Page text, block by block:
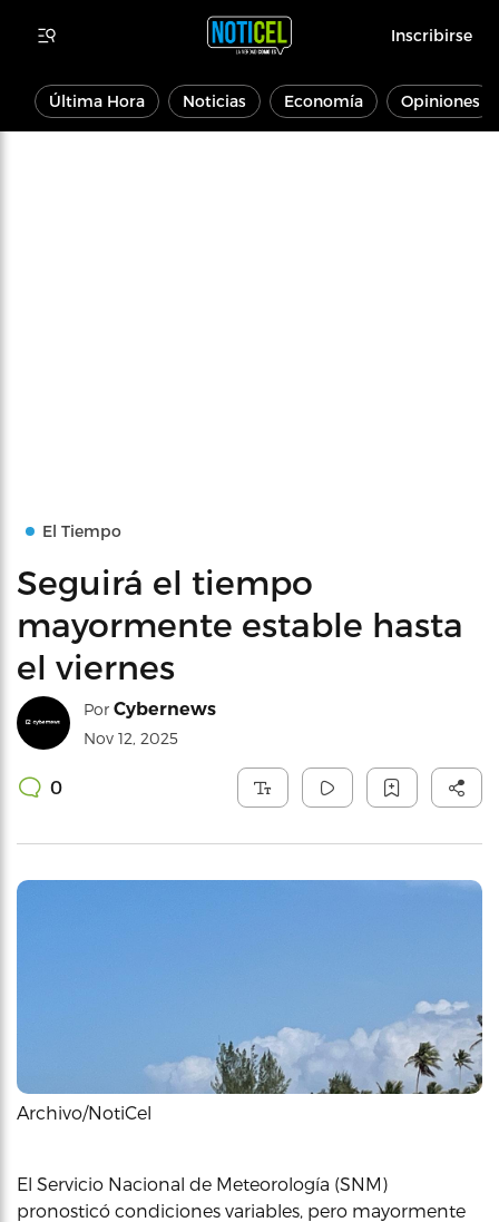
Inscribirse
Última Hora Noticias Economía Opiniones
El Tiempo
Seguirá el tiempo
mayormente estable hasta
el viernes
Por Cybernews
Nov 12, 2025
0
Archivo/NotiCel
El Servicio Nacional de Meteorología (SNM)
pronosticó condiciones variables, pero mayormente